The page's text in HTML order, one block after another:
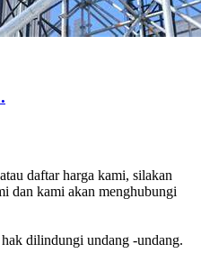
daftar harga kami, silakan
dan kami akan menghubungi
dilindungi undang -undang.